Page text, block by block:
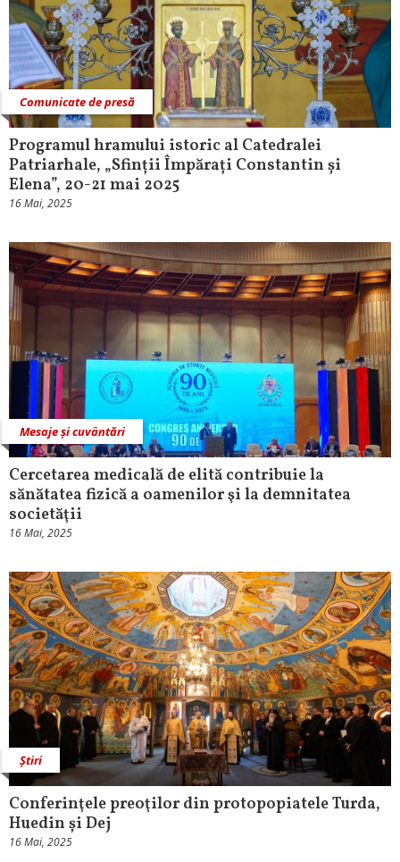
Comunicate de presă
Programul hramului istoric al Catedralei
Patriarhale, „Sfinții Împărați Constantin și
Elena”, 20-21 mai 2025
16 Mai, 2025
Mesaje și cuvântări
Cercetarea medicală de elită contribuie la
sănătatea fizică a oamenilor şi la demnitatea
societăţii
16 Mai, 2025
Știri
Conferinţele preoţilor din protopopiatele Turda,
Huedin și Dej
16 Mai, 2025